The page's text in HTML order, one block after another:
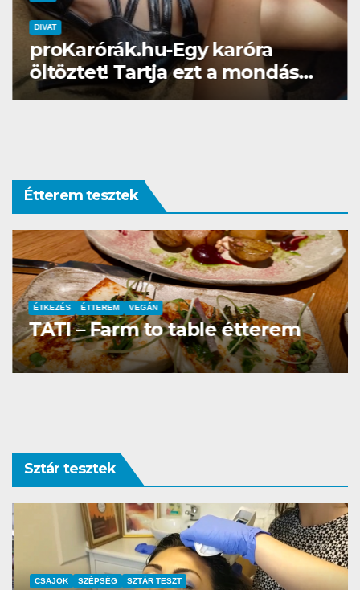
Egy karóra
Tartja ezt a mondás…
Étterem tesztek
ÉTKEZÉS ÉTTEREM VEGÁN
TATI – Farm to table étterem
Sztár tesztek
CSAJOK SZÉPSÉG SZTÁR TESZT